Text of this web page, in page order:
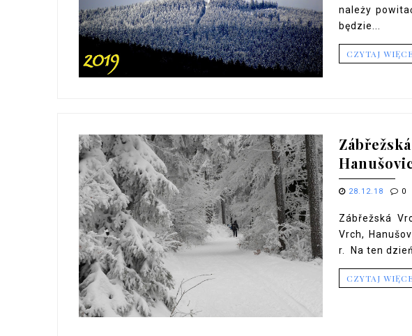
należy
będzie...
CZYTAJ
28.12.18 0
Zábřežská
Vrch,
r. Na ten
CZYTAJ